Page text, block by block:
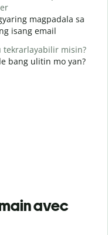
magpadala sa
isang email
tekrarlayabilir misin?
bang ulitin mo yan?
avec